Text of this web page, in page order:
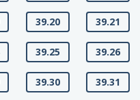
39.20 39.21
39.25 39.26
39.30 39.31